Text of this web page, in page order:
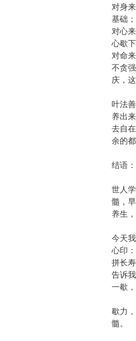
对身
基础；
对心
心歇
对命
不贪
庆，
叶法
养出
去自
余的
结语
世人
髓，
养生
今天
心印
拼长
告诉
一歇
歇力
髓。